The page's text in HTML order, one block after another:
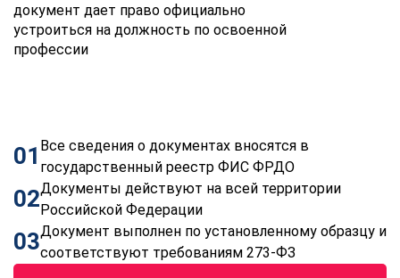
документ дает право официально
устроиться на должность по освоенной
профессии
01 Все сведения о документах вносятся в
государственный реестр ФИС ФРДО
02Документы действуют на всей территории
Российской Федерации
03Документ выполнен по установленному образцу и
соответствуют требованиям 273-ФЗ